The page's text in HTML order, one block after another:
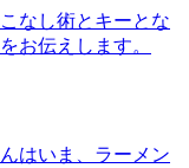
なし術とキーとな
お伝えします。
はいま、ラーメン